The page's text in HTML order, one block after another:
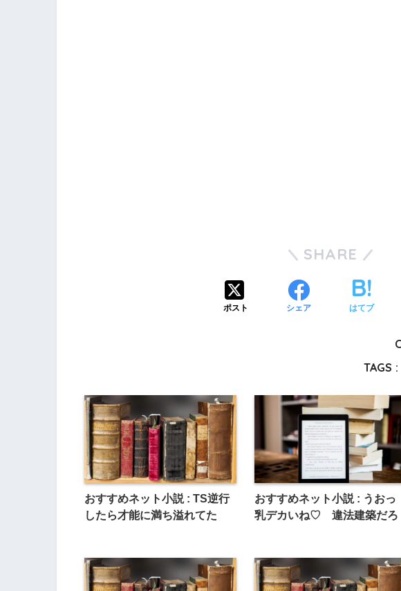
SHARE
ポスト シェア はてブ
TAGS :
おすすめネット小説 : TS逆行
したら才能に満ち溢れてた
おすすめネット小説 : うおっ
乳デカいね♡ 違法建築だろ